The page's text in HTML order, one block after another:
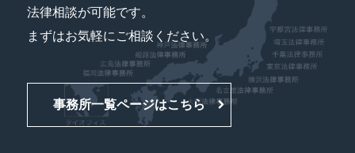
法律相談が可能です。
まずはお気軽にご相談ください。
事務所一覧ページはこちら